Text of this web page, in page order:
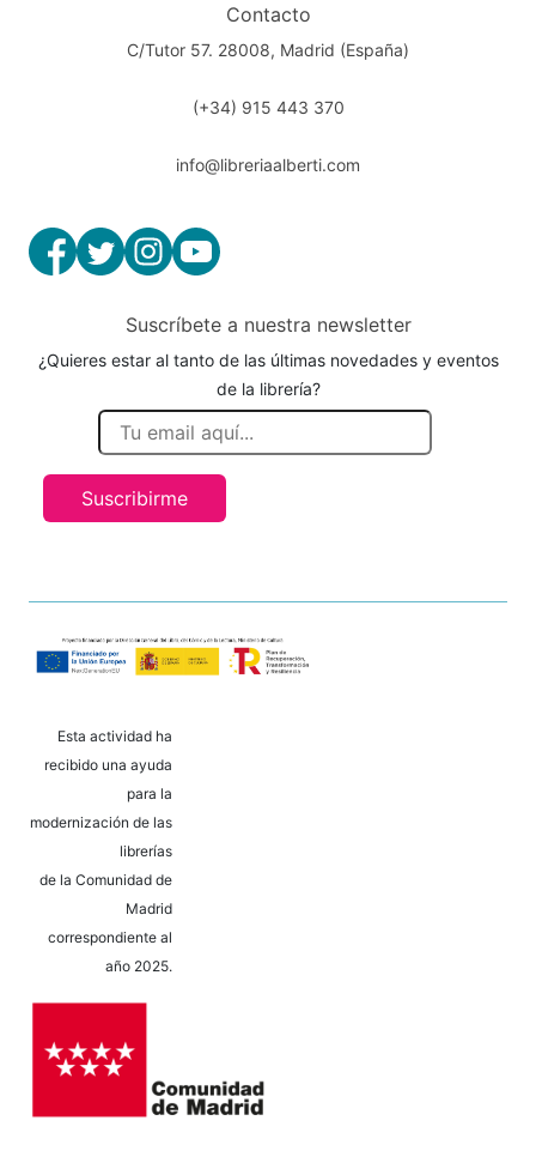
Contacto
C/Tutor 57. 28008, Madrid (España)
(+34) 915 443 370
info@libreriaalberti.com
Suscríbete a nuestra newsletter
¿Quieres estar al tanto de las últimas novedades y eventos
de la librería?
Suscribirme
Esta actividad ha
recibido una ayuda
para la
modernización de las
librerías
de la Comunidad de
Madrid
correspondiente al
año 2025.